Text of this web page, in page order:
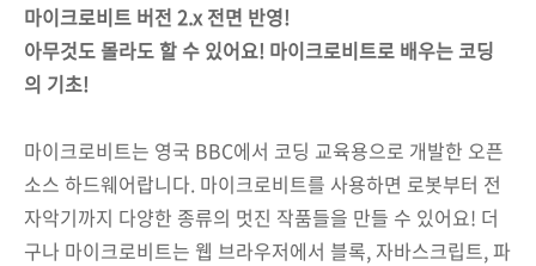
마이크로비트 버전 2.x 전면 반영!
아무것도 몰라도 할 수 있어요! 마이크로비트로 배우는 코딩
의 기초!
마이크로비트는 영국 BBC에서 코딩 교육용으로 개발한 오픈
소스 하드웨어랍니다. 마이크로비트를 사용하면 로봇부터 전
자악기까지 다양한 종류의 멋진 작품들을 만들 수 있어요! 더
구나 마이크로비트는 웹 브라우저에서 블록, 자바스크립트, 파